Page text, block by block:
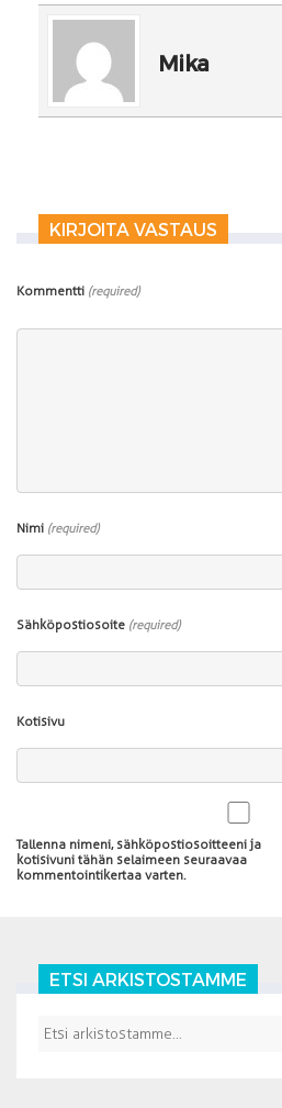
Mika
KIRJOITA VASTAUS
Kommentti (required)
Nimi (required)
Sähköpostiosoite (required)
Kotisivu
Tallenna nimeni, sähköpostiosoitteeni ja
kotisivuni tähän selaimeen seuraavaa
kommentointikertaa varten.
ETSI ARKISTOSTAMME